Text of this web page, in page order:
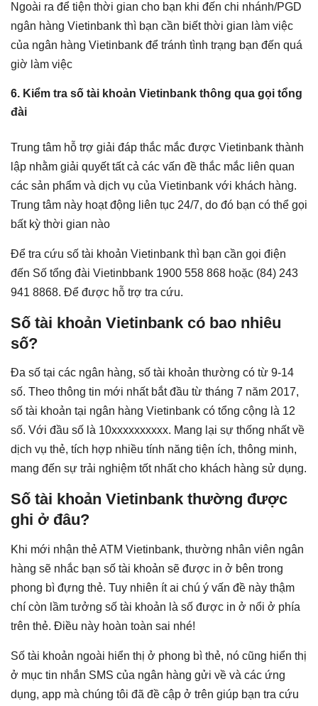
Ngoài ra để tiện thời gian cho bạn khi đến chi nhánh/PGD
ngân hàng Vietinbank thì bạn cần biết thời gian làm việc
của ngân hàng Vietinbank để tránh tình trạng bạn đến quá
giờ làm việc
6. Kiểm tra số tài khoản Vietinbank thông qua gọi tổng
đài
Trung tâm hỗ trợ giải đáp thắc mắc được Vietinbank thành
lập nhằm giải quyết tất cả các vấn đề thắc mắc liên quan
các sản phẩm và dịch vụ của Vietinbank với khách hàng.
Trung tâm này hoạt động liên tục 24/7, do đó bạn có thể gọi
bất kỳ thời gian nào
Để tra cứu số tài khoản Vietinbank thì bạn cần gọi điện
đến Số tổng đài Vietinbbank 1900 558 868 hoặc (84) 243
941 8868. Để được hỗ trợ tra cứu.
Số tài khoản Vietinbank có bao nhiêu
số?
Đa số tại các ngân hàng, số tài khoản thường có từ 9-14
số. Theo thông tin mới nhất bắt đầu từ tháng 7 năm 2017,
số tài khoản tại ngân hàng Vietinbank có tổng cộng là 12
số. Với đầu số là 10xxxxxxxxxx. Mang lại sự thống nhất về
dịch vụ thẻ, tích hợp nhiều tính năng tiện ích, thông minh,
mang đến sự trải nghiệm tốt nhất cho khách hàng sử dụng.
Số tài khoản Vietinbank thường được
ghi ở đâu?
Khi mới nhận thẻ ATM Vietinbank, thường nhân viên ngân
hàng sẽ nhắc bạn số tài khoản sẽ được in ở bên trong
phong bì đựng thẻ. Tuy nhiên ít ai chú ý vấn đề này thậm
chí còn lầm tưởng số tài khoản là số được in ở nổi ở phía
trên thẻ. Điều này hoàn toàn sai nhé!
Số tài khoản ngoài hiển thị ở phong bì thẻ, nó cũng hiển thị
ở mục tin nhắn SMS của ngân hàng gửi về và các ứng
dụng, app mà chúng tôi đã đề cập ở trên giúp bạn tra cứu